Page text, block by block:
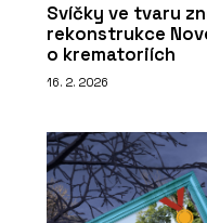
Svíčky ve tvaru
rekonstrukce
o krematoriích
16. 2. 2026